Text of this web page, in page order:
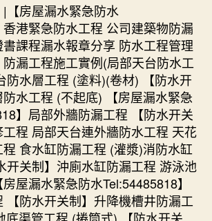
|【房屋漏水緊急防水
港緊急防水工程 公司建築物防漏
課程漏水報章分享 防水工程管理
防漏工程施工實例(局部天台防水工
防水層工程 (塗料)(卷材) 【防水开
水工程 (不起底) 【房屋漏水緊急
】局部外牆防漏工程 【防水开关
程 局部天台連外牆防水工程 天花
食水缸防漏工程 (灌漿)消防水缸
开关制】沖廁水缸防漏工程 游泳池
屋漏水緊急防水Tel:54485818】
【防水开关制】升降機槽井防漏工
底渠管工程 (捲筒式) 【防水开关